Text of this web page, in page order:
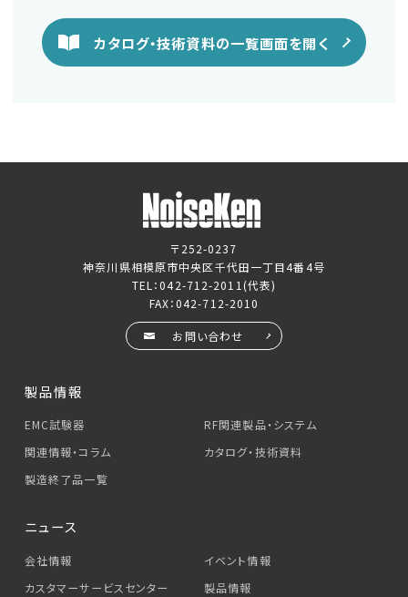
カタログ・技術資料の一覧画面を開く
〒252-0237
神奈川県相模原市中央区千代田一丁目4番4号
TEL：042-712-2011 (代表)
FAX：042-712-2010
お問い合わせ
製品情報
EMC試験器
RF関連製品・システム
関連情報・コラム
カタログ・技術資料
製造終了品一覧
ニュース
会社情報
イベント情報
カスタマーサービス センター 製品情報